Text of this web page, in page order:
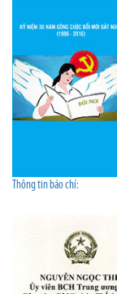
Thông tin báo chí: